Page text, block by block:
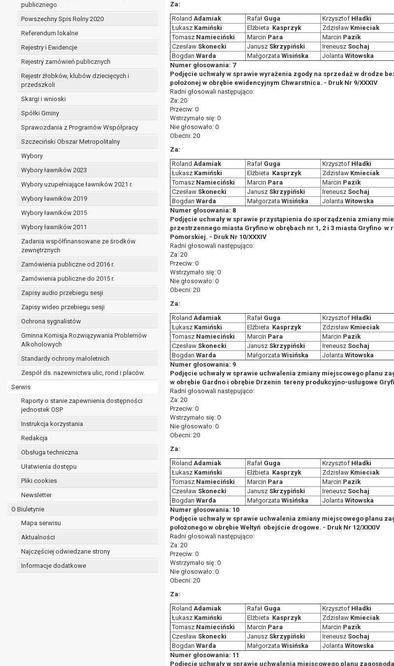
publicznego
Powszechny Spis Rolny 2020
Referendum lokalne
Rejestry i Ewidencje
Rejestry zamówień publicznych
Rejestr żłobków, klubów dziecięcych i
przedszkoli
Skargi i wnioski
Spółki Gminy
Sprawozdania z Programów Współpracy
Szczeciński Obszar Metropolitalny
Wybory
Wybory ławników 2023
Wybory uzupełniające ławników 2021 r.
Wybory ławników 2019
Wybory ławników 2015
Wybory ławników 2011
Zadania współfinansowane ze środków
zewnętrznych
Zamówienia publiczne od 2016 r.
Zamówienia publiczne do 2015 r.
Zapisy audio przebiegu sesji
Zapisy wideo przebiegu sesji
Ochrona sygnalistów
Gminna Komisja Rozwiązywania Problemów
Alkoholowych
Standardy ochrony małoletnich
Zespół ds. nazewnictwa ulic, rond i placów.
Serwis
Raporty o stanie zapewnienia dostępności
jednostek OSP
Instrukcja korzystania
Redakcja
Obsługa techniczna
Ułatwienia dostępu
Pliki cookies
Newsletter
O Biuletynie
Mapa serwisu
Aktualności
Najczęściej odwiedzane strony
Informacje dodatkowe
Za:
Roland Adamiak Rafał Guga Krzysztof Hładki
Łukasz Kamiński Elżbieta Kasprzyk Zdzisław Kmieciak
Tomasz Namieciński Marcin Para Marcin Pazik
Czesław Skonecki Janusz Skrzypiński Ireneusz Sochaj
Bogdan Warda Małgorzata Wisińska Jolanta Witowska
Numer głosowania: 7
Podjęcie uchwały w sprawie wyrażenia zgody na sprzedaż w drodze
położonej w obrębie ewidencyjnym Chwarstnica. - Druk Nr 9/XXXIV
Radni głosowali następująco:
Za: 20
Przeciw: 0
Wstrzymało się: 0
Nie głosowało: 0
Obecni: 20
Za:
Roland Adamiak Rafał Guga Krzysztof Hładki
Łukasz Kamiński Elżbieta Kasprzyk Zdzisław Kmieciak
Tomasz Namieciński Marcin Para Marcin Pazik
Czesław Skonecki Janusz Skrzypiński Ireneusz Sochaj
Bogdan Warda Małgorzata Wisińska Jolanta Witowska
Numer głosowania: 8
Podjęcie uchwały w sprawie przystąpienia do sporządzenia zmiany
przestrzennego miasta Gryfino w obrębach nr 1, 2 i 3 miasta Gryfino
Pomorskiej. - Druk Nr 10/XXXIV
Radni głosowali następująco:
Za: 20
Przeciw: 0
Wstrzymało się: 0
Nie głosowało: 0
Obecni: 20
Za:
Roland Adamiak Rafał Guga Krzysztof Hładki
Łukasz Kamiński Elżbieta Kasprzyk Zdzisław Kmieciak
Tomasz Namieciński Marcin Para Marcin Pazik
Czesław Skonecki Janusz Skrzypiński Ireneusz Sochaj
Bogdan Warda Małgorzata Wisińska Jolanta Witowska
Numer głosowania: 9
Podjęcie uchwały w sprawie uchwalenia zmiany miejscowego planu
w obrębie Gardno i obrębie Drzenin ­ tereny produkcyjno-usługowe
Radni głosowali następująco:
Za: 20
Przeciw: 0
Wstrzymało się: 0
Nie głosowało: 0
Obecni: 20
Za:
Roland Adamiak Rafał Guga Krzysztof Hładki
Łukasz Kamiński Elżbieta Kasprzyk Zdzisław Kmieciak
Tomasz Namieciński Marcin Para Marcin Pazik
Czesław Skonecki Janusz Skrzypiński Ireneusz Sochaj
Bogdan Warda Małgorzata Wisińska Jolanta Witowska
Numer głosowania: 10
Podjęcie uchwały w sprawie uchwalenia zmiany miejscowego planu
położonego w obrębie Wełtyń ­ obejście drogowe. - Druk Nr 12/XXXIV
Radni głosowali następująco:
Za: 20
Przeciw: 0
Wstrzymało się: 0
Nie głosowało: 0
Obecni: 20
Za:
Roland Adamiak Rafał Guga Krzysztof Hładki
Łukasz Kamiński Elżbieta Kasprzyk Zdzisław Kmieciak
Tomasz Namieciński Marcin Para Marcin Pazik
Czesław Skonecki Janusz Skrzypiński Ireneusz Sochaj
Bogdan Warda Małgorzata Wisińska Jolanta Witowska
Numer głosowania: 11
Podjęcie uchwały w sprawie uchwalenia miejscowego planu